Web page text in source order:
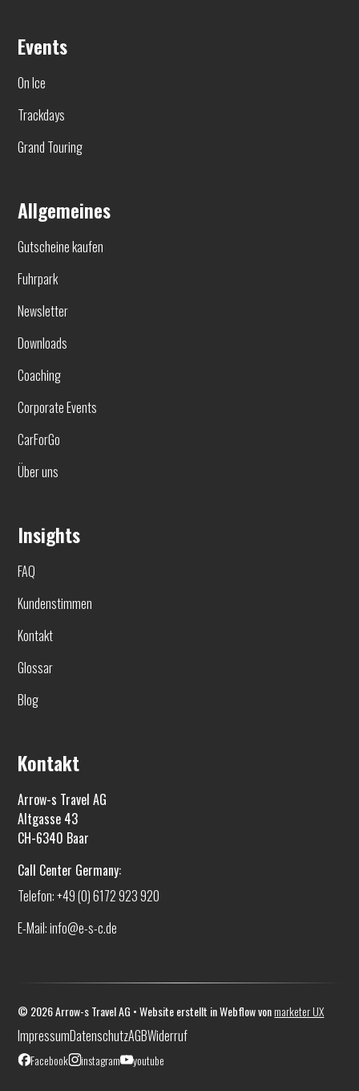
Events
On Ice
Trackdays
Grand Touring
Allgemeines
Gutscheine kaufen
Fuhrpark
Newsletter
Downloads
Coaching
Corporate Events
CarForGo
Über uns
Insights
FAQ
Kundenstimmen
Kontakt
Glossar
Blog
Kontakt
Arrow-s Travel AG
Altgasse 43
CH-6340 Baar
Call Center Germany:
Telefon: +49 (0) 6172 923 920
E-Mail: info@e-s-c.de
© 2026Arrow-s Travel AG • Website erstellt in Webflow vonmarketer UX
ImpressumDatenschutzAGBWiderruf
Facebook instagram youtube